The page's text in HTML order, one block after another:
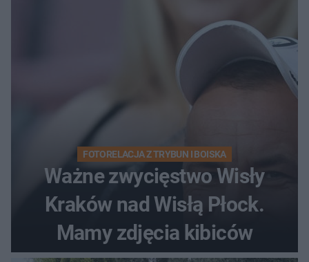
FOTORELACJA Z TRYBUN I BOISKA
Ważne zwycięstwo Wisły
Kraków nad Wisłą Płock.
Mamy zdjęcia kibiców